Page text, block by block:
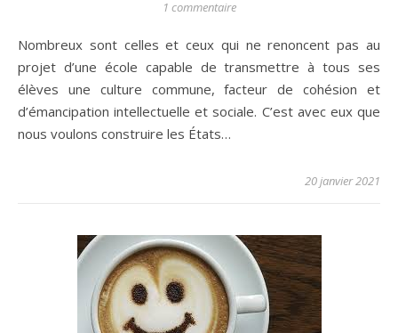
1 commentaire
Nombreux sont celles et ceux qui ne renoncent pas au
projet d’une école capable de transmettre à tous ses
élèves une culture commune, facteur de cohésion et
d’émancipation intellectuelle et sociale. C’est avec eux que
nous voulons construire les États…
20 janvier 2021